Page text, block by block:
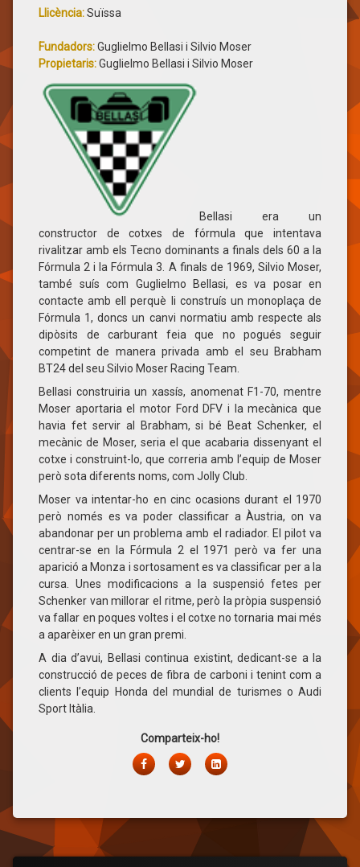
Llicència:Suïssa
Fundadors:Guglielmo Bellasi i Silvio Moser
Propietaris:Guglielmo Bellasi i Silvio Moser
Bellasi era un
constructor de cotxes de fórmula que intentava
rivalitzar amb els Tecno dominants a finals dels 60 a la
Fórmula 2 i la Fórmula 3. A finals de 1969, Silvio Moser,
també suís com Guglielmo Bellasi, es va posar en
contacte amb ell perquè li construís un monoplaça de
Fórmula 1, doncs un canvi normatiu amb respecte als
dipòsits de carburant feia que no pogués seguir
competint de manera privada amb el seu Brabham
BT24 del seu Silvio Moser Racing Team.
Bellasi construiria un xassís, anomenat F1-70, mentre
Moser aportaria el motor Ford DFV i la mecànica que
havia fet servir al Brabham, si bé Beat Schenker, el
mecànic de Moser, seria el que acabaria dissenyant el
cotxe i construint-lo, que correria amb l’equip de Moser
però sota diferents noms, com Jolly Club.
Moser va intentar-ho en cinc ocasions durant el 1970
però només es va poder classificar a Àustria, on va
abandonar per un problema amb el radiador. El pilot va
centrar-se en la Fórmula 2 el 1971 però va fer una
aparició a Monza i sortosament es va classificar per a la
cursa. Unes modificacions a la suspensió fetes per
Schenker van millorar el ritme, però la pròpia suspensió
va fallar en poques voltes i el cotxe no tornaria mai més
a aparèixer en un gran premi.
A dia d’avui, Bellasi continua existint, dedicant-se a la
construcció de peces de fibra de carboni i tenint com a
clients l’equip Honda del mundial de turismes o Audi
Sport Itàlia.
Comparteix-ho!
FacebookTwitterLinkedIn